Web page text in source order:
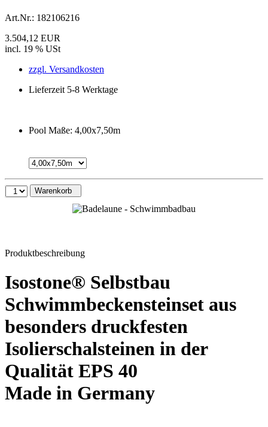
Art.Nr.: 182106216
3.504,12 EUR
incl. 19 % USt
zzgl. Versandkosten
Lieferzeit 5-8 Werktage
Pool Maße: 4,00x7,50m
Warenkorb
Produktbeschreibung
Isostone® Selbstbau
Schwimmbeckensteinset aus
besonders druckfesten
Isolierschalsteinen in der
Qualität EPS 40
Made in Germany